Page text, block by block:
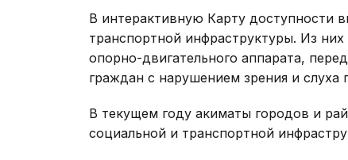
В интерактивную Карту доступности
транспортной инфраструктуры. Из
опорно-двигательного аппарата,
граждан с нарушением зрения и слуха
В текущем году акиматы городов и
социальной и транспортной